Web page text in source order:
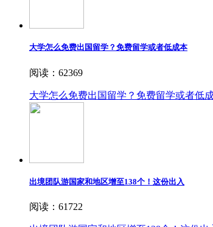
大学怎么免费出国留学？免费留学或者低成本
阅读：62369
大学怎么免费出国留学？免费留学或者低
出境团队游国家和地区增至138个！这份出入
阅读：61722